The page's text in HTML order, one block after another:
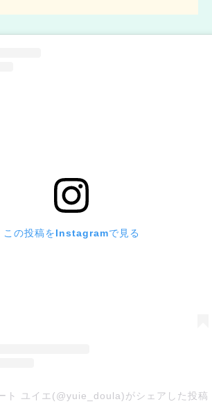
この投稿をInstagramで見る
ト ユイエ(@yuie_doula)がシェアした投稿